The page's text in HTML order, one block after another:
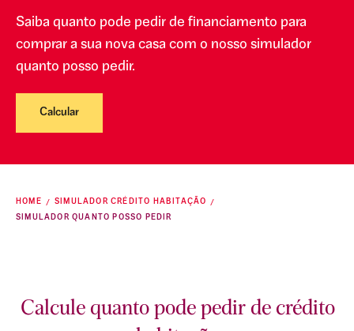
Saiba quanto pode pedir de financiamento para
comprar a sua nova casa com o nosso simulador
quanto posso pedir.
Calcular
HOME
SIMULADOR CRÉDITO HABITAÇÃO
SIMULADOR QUANTO POSSO PEDIR
Calcule quanto pode pedir de crédito